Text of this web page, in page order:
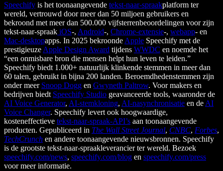
Speechify is het toonaangevende tekst-naar-spraakplatform ter
wereld, vertrouwd door meer dan 50 miljoen gebruikers en
bekroond met meer dan 500.000 vijfsterrenbeoordelingen voor zijn
tekst-naar-spraak iOS-, Android-, Chrome-extensie-, webapp- en
Mac-desktopapps. In 2025 bekroonde Apple Speechify met de
prestigieuze Apple Design Award tijdens WWDC en noemde het
“een onmisbare bron die mensen helpt hun leven te leiden.”
Speechify biedt 1.000+ natuurlijk klinkende stemmen in meer dan
60 talen, gebruikt in bijna 200 landen. Beroemdhedenstemmen zijn
onder meer Snoop Dogg en Gwyneth Paltrow. Voor makers en
bedrijven biedt Speechify Studio geavanceerde tools, waaronder de
AI Voice Generator, AI-stemkloning, AI-nasynchronisatie en de AI
Voice Changer. Speechify levert ook hoogwaardige,
kosteneffectieve tekst-naar-spraak-API’s aan toonaangevende
producten. Gepubliceerd in The Wall Street Journal, CNBC, Forbes,
TechCrunch en andere toonaangevende nieuwsbronnen. Speechify
is de grootste tekst-naar-spraakleverancier ter wereld. Bezoek
speechify.com/news, speechify.com/blog en speechify.com/press
voor meer informatie.